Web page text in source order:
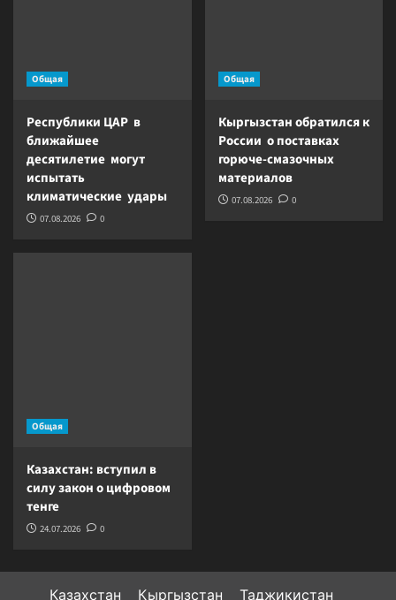
Общая
Республики ЦАР в
ближайшее
десятилетие могут
испытать
климатические удары
07.08.2026 0
Общая
Кыргызстан обратился к
России о поставках
горюче-смазочных
материалов
07.08.2026 0
Общая
Казахстан: вступил в
силу закон о цифровом
тенге
24.07.2026 0
Казахстан Кыргызстан Таджикистан